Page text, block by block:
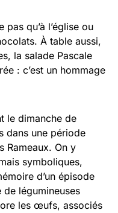
qu’à l’église ou
À table aussi,
la salade Pascale
: c’est un hommage
le dimanche de
dans une période
Rameaux. On y
symboliques,
d’un épisode
légumineuses
les œufs, associés